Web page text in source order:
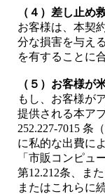
（４）差し止め
お客様は、本契
分な損害を与え
を有することに
（５）お客様が
もし、お客様が
提供される本ア
252.227-7015 条
に私的な出費に
「市販コンピュ
第12.212条、ま
またはこれらに